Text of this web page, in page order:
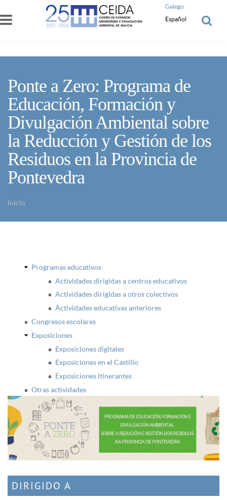
Pasar al contenido principal
Galego
Español
Ponte a Zero: Programa de
Educación, Formación y
Divulgación Ambiental sobre
la Reducción y Gestión de los
Residuos en la Provincia de
Pontevedra
Inicio
Programas educativos
Actividades dirigidas a centros educativos
Actividades dirigidas a otros colectivos
Actividades educativas anteriores
Congresos escolares
Exposiciones
Exposiciones digitales
Exposiciones en el Castillo
Exposiciones itinerantes
Otras actividades
DIRIGIDO A